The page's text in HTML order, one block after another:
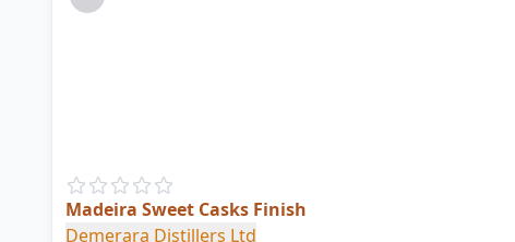
Madeira Sweet Casks Finish
Demerara Distillers Ltd